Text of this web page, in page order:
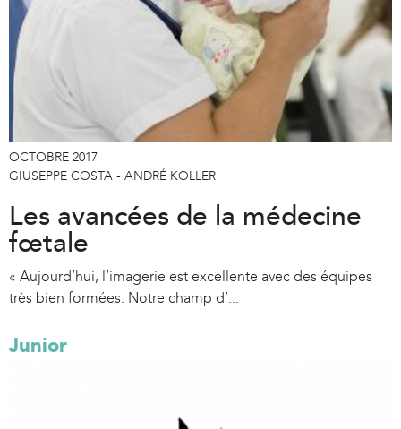
OCTOBRE 2017
GIUSEPPE COSTA - ANDRÉ KOLLER
Les avancées de la médecine
fœtale
« Aujourd’hui, l’imagerie est excellente avec des équipes
très bien formées. Notre champ d’...
Junior